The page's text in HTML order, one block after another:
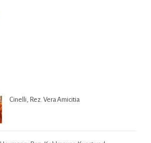
Cinelli, Rez. Vera Amicitia